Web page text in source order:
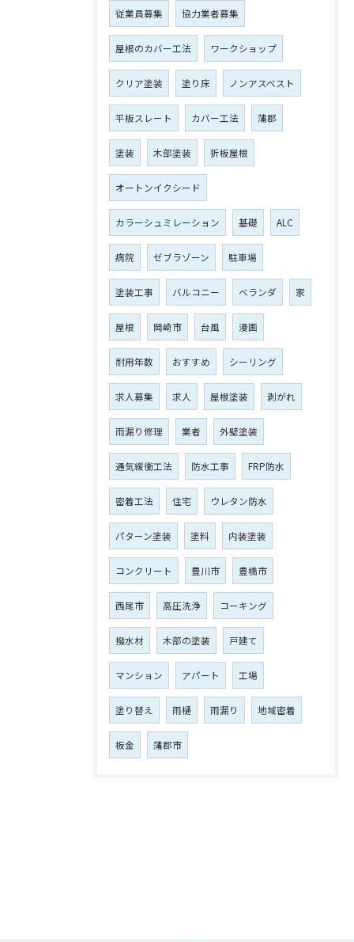
従業員募集 協力業者募集
屋根のカバー工法 ワークショップ
クリア塗装 塗り床 ノンアスベスト
平板スレート カバー工法 蒲郡
塗装 木部塗装 折板屋根
オートンイクシード
カラーシュミレーション 基礎 ALC
病院 ゼブラゾーン 駐車場
塗装工事 バルコニー ベランダ 家
屋根 岡崎市 台風 漫画
耐用年数 おすすめ シーリング
求人募集 求人 屋根塗装 剥がれ
雨漏り修理 業者 外壁塗装
通気緩衝工法 防水工事 FRP防水
密着工法 住宅 ウレタン防水
パターン塗装 塗料 内装塗装
コンクリート 豊川市 豊橋市
西尾市 高圧洗浄 コーキング
撥水材 木部の塗装 戸建て
マンション アパート 工場
塗り替え 雨樋 雨漏り 地域密着
板金 蒲郡市